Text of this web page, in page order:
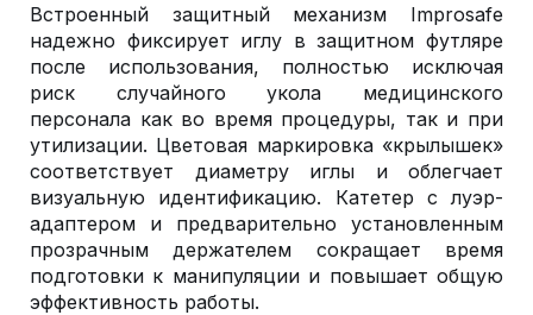
Встроенный защитный механизм Improsafe
надежно фиксирует иглу в защитном футляре
после использования, полностью исключая
риск случайного укола медицинского
персонала как во время процедуры, так и при
утилизации. Цветовая маркировка «крылышек»
соответствует диаметру иглы и облегчает
визуальную идентификацию. Катетер с луэр-
адаптером и предварительно установленным
прозрачным держателем сокращает время
подготовки к манипуляции и повышает общую
эффективность работы.